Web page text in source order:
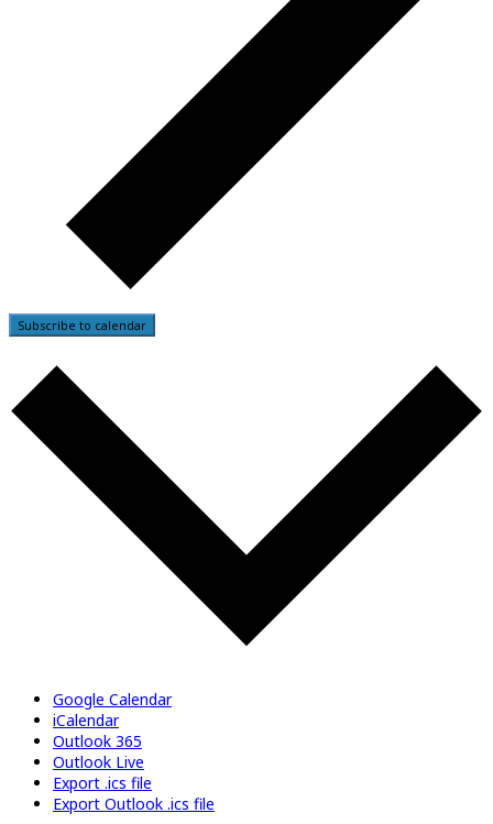
Subscribe to calendar
Google Calendar
iCalendar
Outlook 365
Outlook Live
Export .ics file
Export Outlook .ics file